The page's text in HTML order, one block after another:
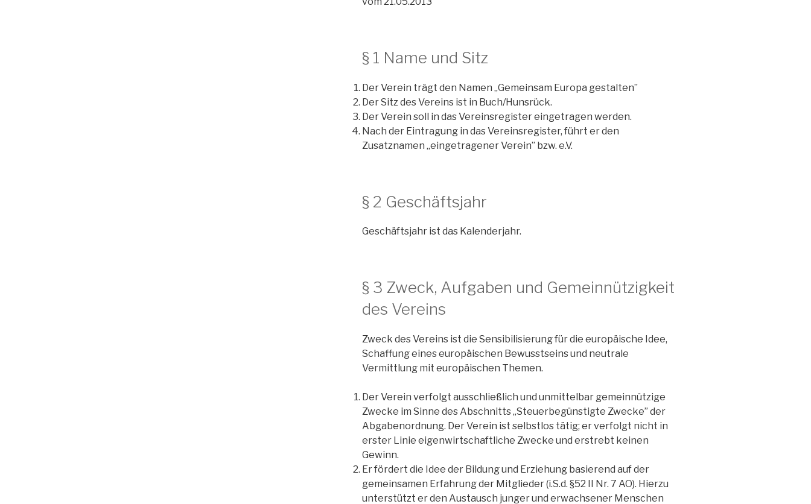
§ 1 Name und Sitz
Der Verein trägt den Namen „Gemeinsam Europa gestalten”
Der Sitz des Vereins ist in Buch/Hunsrück.
Der Verein soll in das Vereinsregister eingetragen werden.
Nach der Eintragung in das Vereinsregister, führt er den
Zusatznamen „eingetragener Verein” bzw. e.V.
§ 2 Geschäftsjahr
Geschäftsjahr ist das Kalenderjahr.
§ 3 Zweck, Aufgaben und Gemeinnützigkeit
des Vereins
Zweck des Vereins ist die Sensibilisierung für die europäische Idee,
Schaffung eines europäischen Bewusstseins und neutrale
Vermittlung mit europäischen Themen.
Der Verein verfolgt ausschließlich und unmittelbar gemeinnützige
Zwecke im Sinne des Abschnitts „Steuerbegünstigte Zwecke” der
Abgabenordnung. Der Verein ist selbstlos tätig; er verfolgt nicht in
erster Linie eigenwirtschaftliche Zwecke und erstrebt keinen
Gewinn.
Er fördert die Idee der Bildung und Erziehung basierend auf der
gemeinsamen Erfahrung der Mitglieder (i.S.d. §52 II Nr. 7 AO). Hierzu
unterstützt er den Austausch junger und erwachsener Menschen